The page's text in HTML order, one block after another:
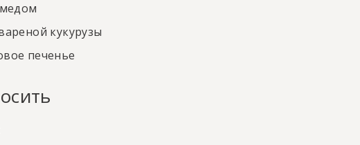
кукурузы
печенье